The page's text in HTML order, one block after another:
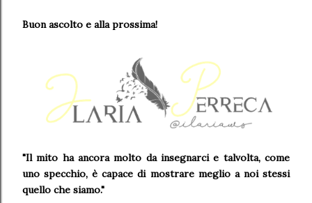
Buon ascolto e alla prossima!
"Il mito ha ancoramolto da insegnarci e talvolta, come
uno specchio, è capace di mostrare meglio a noi stessi
quello che siamo."